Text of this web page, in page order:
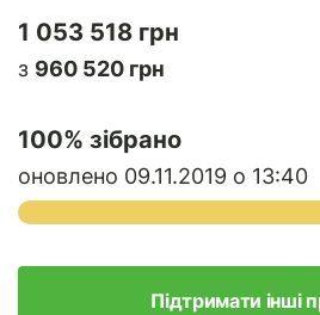
1 053 518 грн
з 960 520 грн
100% зібрано
оновлено 09.11.2019 о 13:40
Підтримати інші